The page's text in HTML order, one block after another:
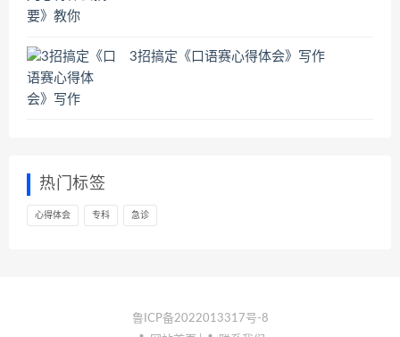
3招搞定《口语赛心得体会》写作
热门标签
心得体会 专科 急诊
鲁ICP备2022013317号-8